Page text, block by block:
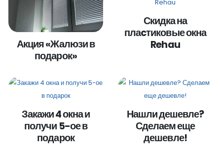
Акция «Жалюзи в
подарок»
Скидка на
плаcтиковые окна
Rehau
Закажи 4 окна и
получи 5-ое в
подарок
Нашли дешевле?
Сделаем еще
дешевле!